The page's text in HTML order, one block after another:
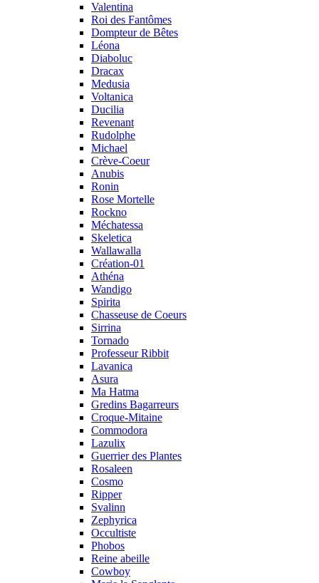
Valentina
Roi des Fantômes
Dompteur de Bêtes
Léona
Diaboluc
Dracax
Medusia
Voltanica
Ducilia
Revenant
Rudolphe
Michael
Crève-Coeur
Anubis
Ronin
Rose Mortelle
Rockno
Méchatessa
Skeletica
Wallawalla
Création-01
Athéna
Wandigo
Spirita
Chasseuse de Coeurs
Sirrina
Tornado
Professeur Ribbit
Lavanica
Asura
Ma Hatma
Gredins Bagarreurs
Croque-Mitaine
Commodora
Lazulix
Guerrier des Plantes
Rosaleen
Cosmo
Ripper
Svalinn
Zephyrica
Occultiste
Phobos
Reine abeille
Cowboy